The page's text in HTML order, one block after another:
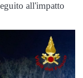
all'impatto